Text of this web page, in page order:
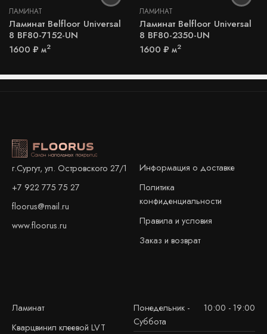
ЛАМИНАТ
Ламинат Belfloor Universal
8 BF80-7152-UN
1600 ₽ м2
ЛАМИНАТ
Ламинат Belfloor Universal
8 BF80-2350-UN
1600 ₽ м2
г.Сургут, ул. Островского 27/1
+7 922 775 75 27
floorus@mail.ru
www.floorus.ru
Информация о доставке
Политика
конфиденциальности
Правила и условия
Заказ и возврат
Ламинат
Кварцвинил клеевой LVT
Понедельник -
Суббота
10:00 - 19:00